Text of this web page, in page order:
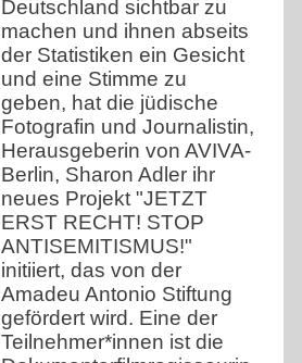
Deutschland sichtbar zu
machen und ihnen abseits
der Statistiken ein Gesicht
und eine Stimme zu
geben, hat die jüdische
Fotografin und Journalistin,
Herausgeberin von AVIVA-
Berlin, Sharon Adler ihr
neues Projekt "JETZT
ERST RECHT! STOP
ANTISEMITISMUS!"
initiiert, das von der
Amadeu Antonio Stiftung
gefördert wird. Eine der
Teilnehmer*innen ist die